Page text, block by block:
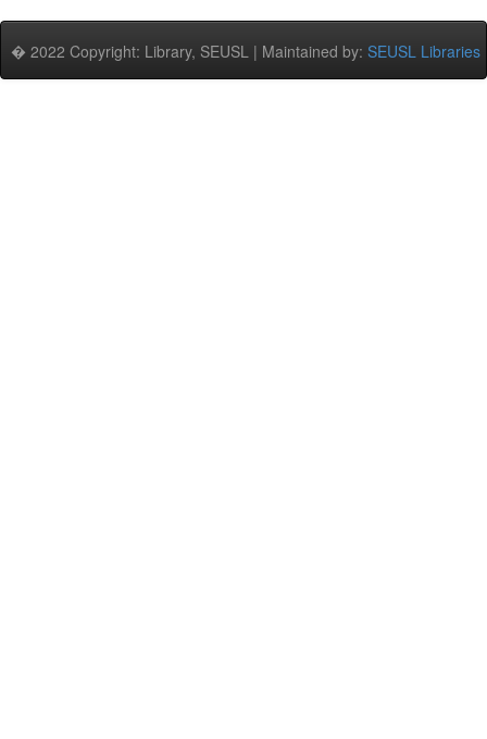
� 2022 Copyright: Library, SEUSL | Maintained by: SEUSL Libraries